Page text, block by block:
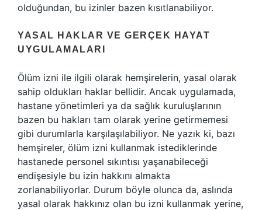
olduğundan, bu izinler bazen kısıtlanabiliyor.
YASAL HAKLAR VE GERÇEK HAYAT
UYGULAMALARI
Ölüm izni ile ilgili olarak hemşirelerin, yasal olarak
sahip oldukları haklar bellidir. Ancak uygulamada,
hastane yönetimleri ya da sağlık kuruluşlarının
bazen bu hakları tam olarak yerine getirmemesi
gibi durumlarla karşılaşılabiliyor. Ne yazık ki, bazı
hemşireler, ölüm izni kullanmak istediklerinde
hastanede personel sıkıntısı yaşanabileceği
endişesiyle bu izin hakkını almakta
zorlanabiliyorlar. Durum böyle olunca da, aslında
yasal olarak hakkınız olan bu izni kullanmak yerine,